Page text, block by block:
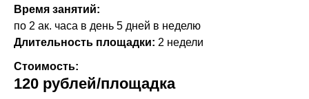
Время занятий:
по 2 ак. часа в день 5 дней в неделю
Длительность площадки: 2 недели
Стоимость:
120 рублей/площадка